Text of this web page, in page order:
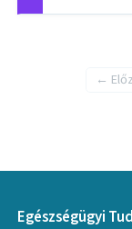
←
Egészségügyi